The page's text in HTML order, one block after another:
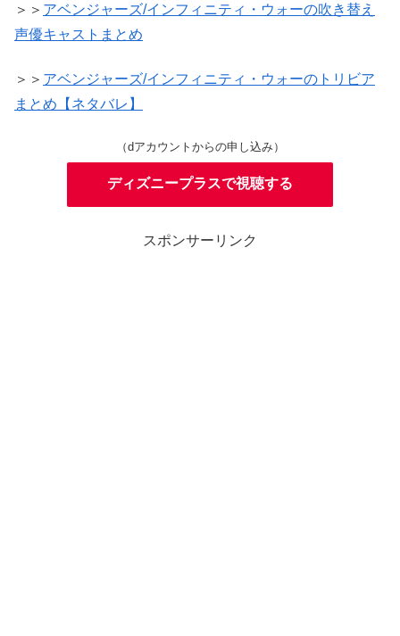
＞＞ アベンジャーズ/インフィニティ・ウォーの吹き替え
声優キャストまとめ
＞＞ アベンジャーズ/インフィニティ・ウォーのトリビア
まとめ【ネタバレ】
（dアカウントからの申し込み）
ディズニープラスで視聴する
スポンサーリンク